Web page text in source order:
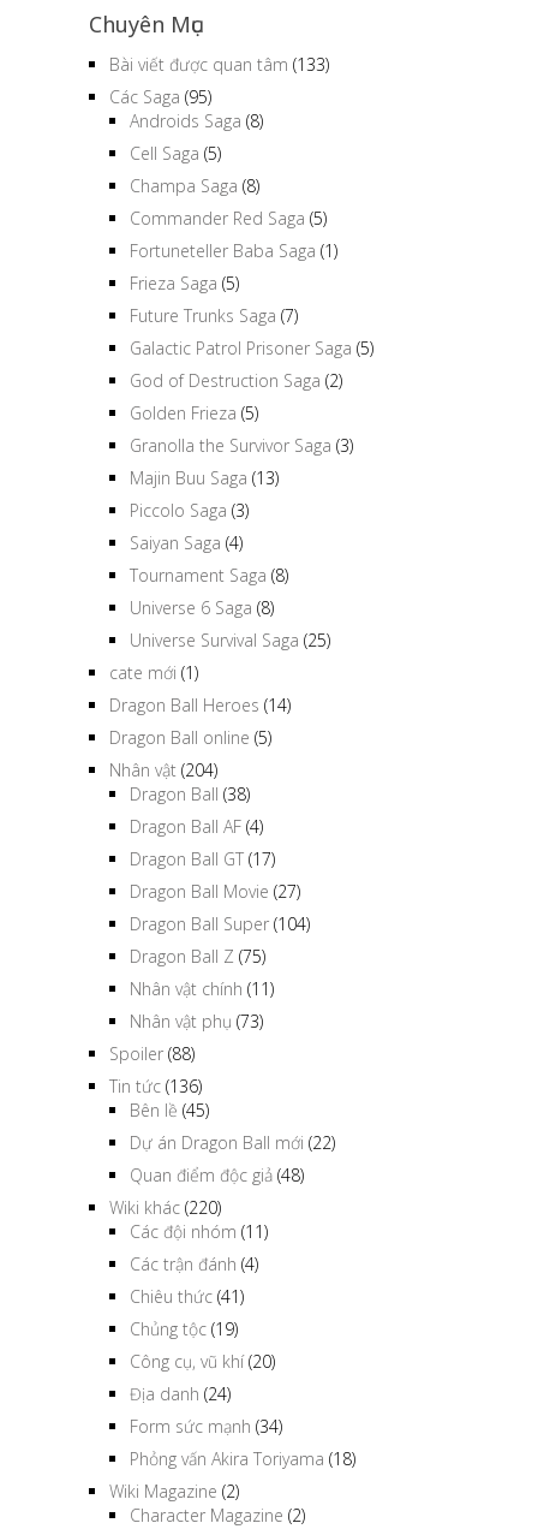
Chuyên Mục
Bài viết được quan tâm (133)
Các Saga (95)
Androids Saga (8)
Cell Saga (5)
Champa Saga (8)
Commander Red Saga (5)
Fortuneteller Baba Saga (1)
Frieza Saga (5)
Future Trunks Saga (7)
Galactic Patrol Prisoner Saga (5)
God of Destruction Saga (2)
Golden Frieza (5)
Granolla the Survivor Saga (3)
Majin Buu Saga (13)
Piccolo Saga (3)
Saiyan Saga (4)
Tournament Saga (8)
Universe 6 Saga (8)
Universe Survival Saga (25)
cate mới (1)
Dragon Ball Heroes (14)
Dragon Ball online (5)
Nhân vật (204)
Dragon Ball (38)
Dragon Ball AF (4)
Dragon Ball GT (17)
Dragon Ball Movie (27)
Dragon Ball Super (104)
Dragon Ball Z (75)
Nhân vật chính (11)
Nhân vật phụ (73)
Spoiler (88)
Tin tức (136)
Bên lề (45)
Dự án Dragon Ball mới (22)
Quan điểm độc giả (48)
Wiki khác (220)
Các đội nhóm (11)
Các trận đánh (4)
Chiêu thức (41)
Chủng tộc (19)
Công cụ, vũ khí(20)
Địa danh (24)
Form sức mạnh (34)
Phỏng vấn Akira Toriyama (18)
Wiki Magazine (2)
Character Magazine (2)